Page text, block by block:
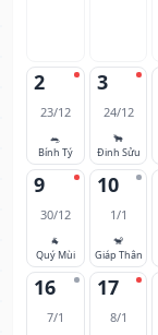
2
23/12
🐀
Bính Tý
3
24/12
🐂
Đinh Sửu
9
30/12
🐐
Quý Mùi
10
1/1
🐒
Giáp Thân
16
7/1
17
8/1